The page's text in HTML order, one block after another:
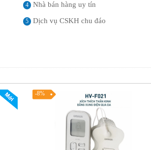
4 Nhà bán hàng uy tín
5 Dịch vụ CSKH chu đáo
-8%